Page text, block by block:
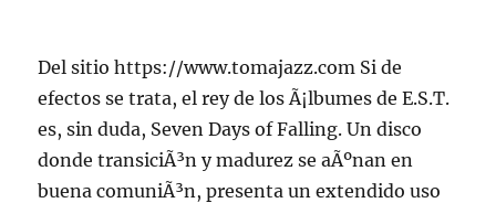
Del sitio https://www.tomajazz.com Si de
efectos se trata, el rey de los Ã¡lbumes de E.S.T.
es, sin duda, Seven Days of Falling. Un disco
donde transiciÃ³n y madurez se aÃºnan en
buena comuniÃ³n, presenta un extendido uso